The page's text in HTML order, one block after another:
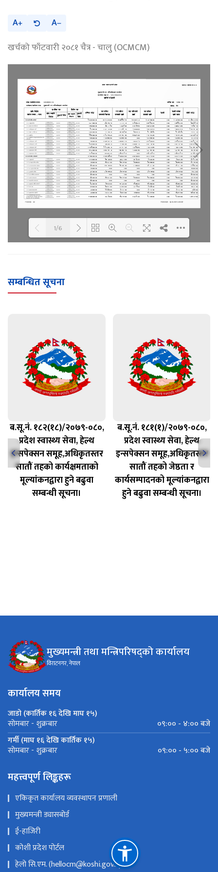
A
A
खर्चको फाँटवारी २०८१ चैत्र - चालु (OCMCM)
1/6
सम्बन्धित सूचना
ब.सू.नं. १८२(१८)/२०७९-०८०,
प्रदेश स्वास्थ्य सेवा, हेल्थ
इन्सपेक्सन समूह,अधिकृतस्तर
सातौं तहको कार्यक्षमताको
मूल्यांकनद्वारा हुने बढुवा
सम्बन्धी सूचना।
ब.सू.नं. १८१(१)/२०७९-०८०,
प्रदेश स्वास्थ्य सेवा, हेल्थ
इन्सपेक्सन समूह,अधिकृतस्तर
सातौं तहको जेष्ठता र
कार्यसम्पादनको मूल्यांकनद्वारा
हुने बढुवा सम्बन्धी सूचना।
मुख्यमन्त्री तथा मन्त्रिपरिषद्को कार्यालय
विराटनगर, नेपाल
कार्यालय समय
जाडो (कार्तिक १६ देखि माघ १५)
सोमबार - शुक्रबार
०९:०० - ४:०० बजे
गर्मी (माघ १६ देखि कार्तिक १५)
सोमबार - शुक्रबार ०९:०० - ५:०० बजे
महत्त्वपूर्ण लिङ्कहरू
एकिकृत कार्यालय व्यवस्थापन प्रणाली
मुख्यमन्त्री ड्यासबोर्ड
ई-हाजिरी
कोशी प्रदेश पोर्टल
हेलो सि.एम. (hellocm@koshi.gov.np)